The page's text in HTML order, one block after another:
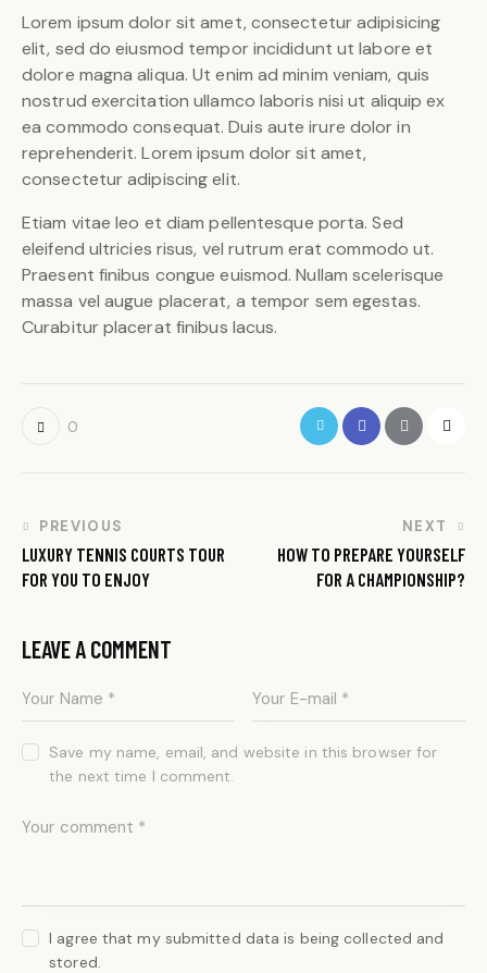
Lorem ipsum dolor sit amet, consectetur adipisicing
elit, sed do eiusmod tempor incididunt ut labore et
dolore magna aliqua. Ut enim ad minim veniam, quis
nostrud exercitation ullamco laboris nisi ut aliquip ex
ea commodo consequat. Duis aute irure dolor in
reprehenderit. Lorem ipsum dolor sit amet,
consectetur adipiscing elit.
Etiam vitae leo et diam pellentesque porta. Sed
eleifend ultricies risus, vel rutrum erat commodo ut.
Praesent finibus congue euismod. Nullam scelerisque
massa vel augue placerat, a tempor sem egestas.
Curabitur placerat finibus lacus.
0
PREVIOUS
LUXURY TENNIS COURTS TOUR
FOR YOU TO ENJOY
NEXT
HOW TO PREPARE YOURSELF
FOR A CHAMPIONSHIP?
LEAVE A COMMENT
Save my name, email, and website in this browser for
the next time I comment.
I agree that my submitted data is being collected and
stored.